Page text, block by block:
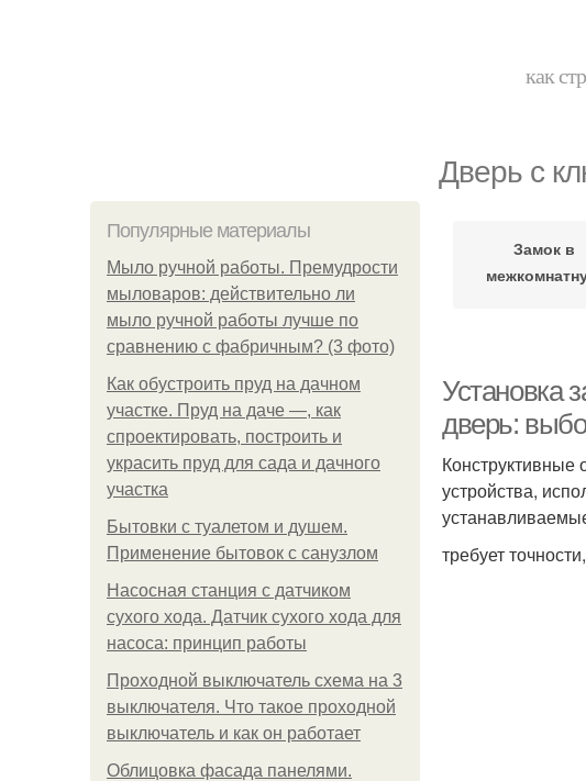
как
Дверь с
Популярные материалы
Мыло ручной работы. Премудрости
мыловаров: действительно ли
мыло ручной работы лучше по
сравнению с фабричным? (3 фото)
Как обустроить пруд на дачном
участке. Пруд на даче —, как
спроектировать, построить и
украсить пруд для сада и дачного
участка
Бытовки с туалетом и душем.
Применение бытовок с санузлом
Насосная станция с датчиком
сухого хода. Датчик сухого хода для
насоса: принцип работы
Проходной выключатель схема на 3
выключателя. Что такое проходной
выключатель и как он работает
Облицовка фасада панелями.
Замок в
Установка
дверь:
устройства,
требует